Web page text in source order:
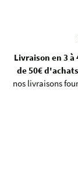
Livraison en 3
de 50€
nos livraisons